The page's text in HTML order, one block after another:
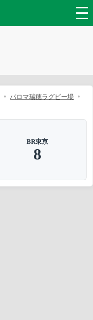
パロマ瑞穂ラグビー場
BR東京
8